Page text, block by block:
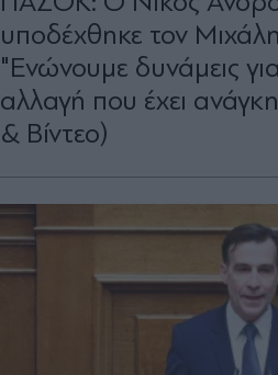
υποδέχθηκε τον
"Ενώνουμε δυνάμεις
αλλαγή που έχει
& Βίντεο)